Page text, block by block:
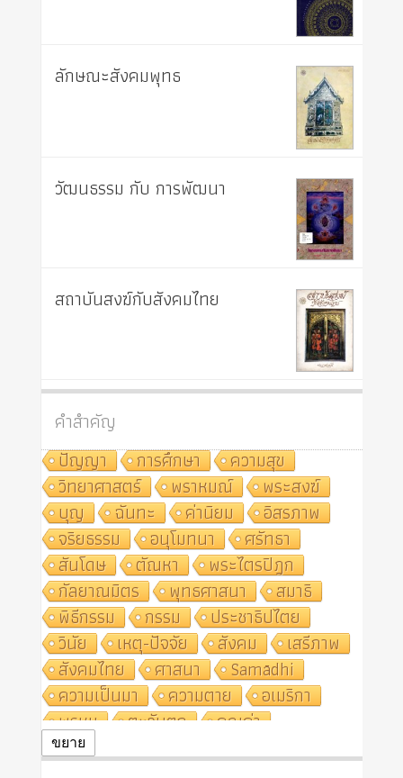
ลักษณะสังคมพุทธ
วัฒนธรรม กับ การพัฒนา
สถาบันสงฆ์กับสังคมไทย
คำสำคัญ
ปัญญา
การศึกษา
ความสุข
วิทยาศาสตร์
พราหมณ์
พระสงฆ์
บุญ
ฉันทะ ค่านิยม
อิสรภาพ
จริยธรรม
อนุโมทนา
ศรัทธา
สันโดษ
ตัณหา
พระไตรปิฎก
กัลยาณมิตร
พุทธศาสนา
สมาธิ
พิธีกรรม
กรรม
ประชาธิปไตย
วินัย
เหตุ-ปัจจัย สังคม
เสรีภาพ
สังคมไทย
ศาสนา
Samādhi
ความเป็นมา
ความตาย
อเมริกา
พรหม
ตะวันตก
คุณค่า
ปฏิจจสมุปบาท
ขยาย